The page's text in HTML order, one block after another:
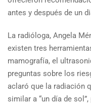
antes y después de un
La radióloga, Angela
existen tres
mamografía, el
preguntas sobre los
aclaró que la radiación
similar a “un día de